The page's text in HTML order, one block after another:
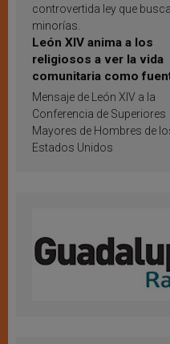
controvertida ley que
minorías.
León XIV anima a los
religiosos a ver la vida
comunitaria como
inspiración y
Mensaje de León XIV a la
Conferencia de Superiores
Mayores de Hombres de
Estados Unidos